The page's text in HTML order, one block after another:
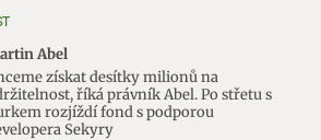
Abel
získat desítky milionů na
říká právník Abel. Po střetu s
rozjíždí fond s podporou
Sekyry